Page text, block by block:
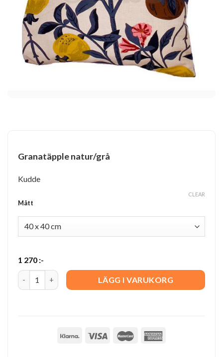
Granatäpple natur/grå
Kudde
Mått
CLEAR
1 270 :-
Granatäpple natur/grå quantityLÄGG I VARUKORG